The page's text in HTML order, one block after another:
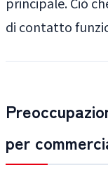
di contatto
per